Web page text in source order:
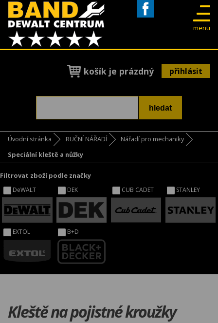
menu
košík je prázdný přihlásit
Úvodní stránka RUČNÍ NÁŘADÍ
Nářadí pro mechaniky
Speciální kleště a nůžky
Filtrovat zboží podle značky
DeWALT DEK CUB CADET STANLEY
EXTOL B+D
Kleště na pojistné kroužky